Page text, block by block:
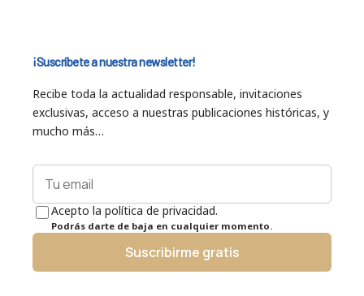
¡Suscríbete a nuestra newsletter!
Recibe toda la actualidad responsable, invitaciones
exclusivas, acceso a nuestras publicaciones históricas, y
mucho más…
Acepto la política de privacidad.
Podrás darte de baja en cualquier momento.
Suscribirme gratis